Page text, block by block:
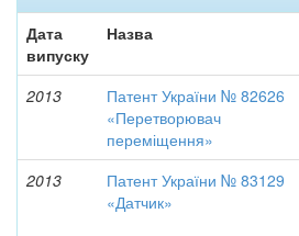
Дата
випуску
Назва
2013
Патент України № 82626
«Перетворювач
переміщення»
2013
Патент України № 83129
«Датчик»